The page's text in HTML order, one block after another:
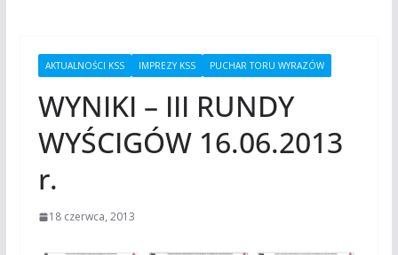
AKTUALNOŚCI KSS IMPREZY KSS PUCHAR TORU WYRAZÓW
WYNIKI – III RUNDY
WYŚCIGÓW 16.06.2013
r.
18 czerwca, 2013